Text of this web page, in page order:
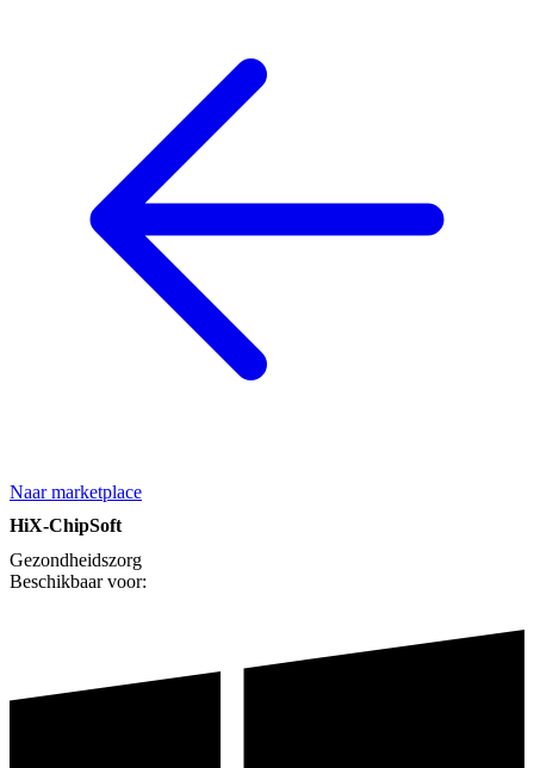
Naar marketplace
HiX-ChipSoft
Gezondheidszorg
Beschikbaar voor: